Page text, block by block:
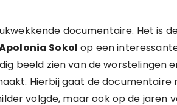
documentaire. Het is
Sokol op een
beeld zien van de worstelingen
Hierbij gaat de documentaire
volgde, maar ook op de jaren